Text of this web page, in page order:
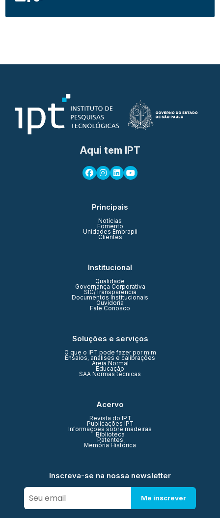
Aqui tem IPT
Principais
Notícias
Fomento
Unidades Embrapii
Clientes
Institucional
Qualidade
Governança Corporativa
SIC/Transparência
Documentos Institucionais
Ouvidoria
Fale Conosco
Soluções e serviços
O que o IPT pode fazer por mim
Ensaios, análises e calibrações
Areia Normal
Educação
SAA Normas técnicas
Acervo
Revista do IPT
Publicações IPT
Informações sobre madeiras
Biblioteca
Patentes
Memória Histórica
Inscreva-se na nossa newsletter
Me inscrever